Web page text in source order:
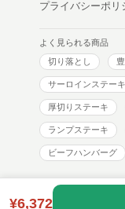
プライバシーポリ
よく見られる商品
切り落とし
サーロインステーキ
厚切りステーキ
ランプステーキ
ビーフハンバーグ
トヨニシファーム
¥6,372